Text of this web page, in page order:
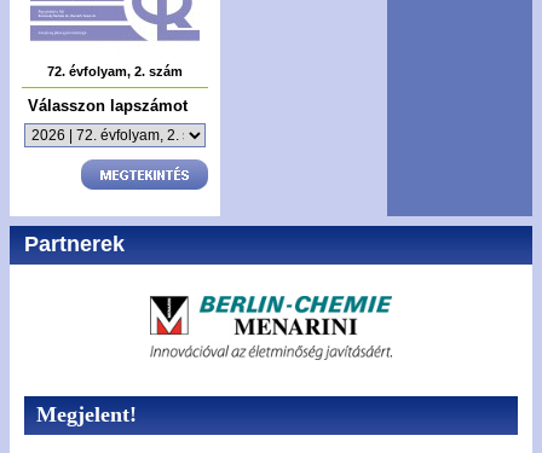
72. évfolyam, 2. szám
Válasszon lapszámot
Partnerek
Megjelent!